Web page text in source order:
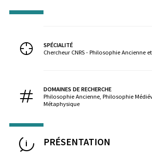
SPÉCIALITÉ
Chercheur CNRS - Philosophie Ancienne
DOMAINES DE RECHERCHE
Philosophie Ancienne, Philosophie
Métaphysique
PRÉSENTATION